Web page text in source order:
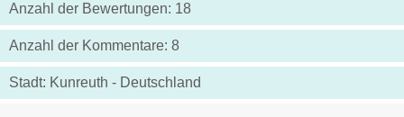
Anzahl der Bewertungen: 18
Anzahl der Kommentare: 8
Stadt: Kunreuth - Deutschland